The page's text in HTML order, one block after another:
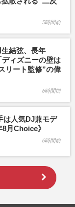
5時間前
結弦、長年
ィズニーの壁は
リート監修”の偉
6時間前
は人気DJ兼モデ
月Choice》
6時間前